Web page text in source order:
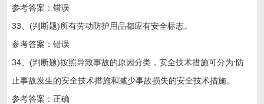
参考答案：错误
33、(判断题)所有劳动防护用品都应有安全标志。
参考答案：错误
34、(判断题)按照导致事故的原因分类，安全技术措施可分为:防
止事故发生的安全技术措施和减少事故损失的安全技术措施。
参考答案：正确